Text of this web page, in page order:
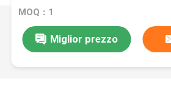
elettrico
MOQ：1
Miglior prezzo